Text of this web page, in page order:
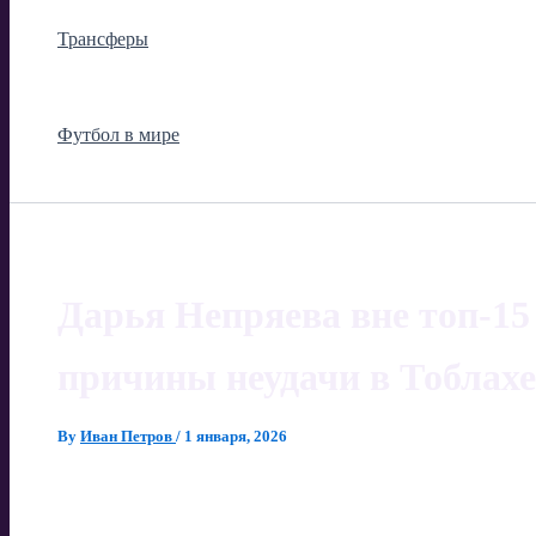
Трансферы
Футбол в мире
By Иван Петров / 1 января, 2026